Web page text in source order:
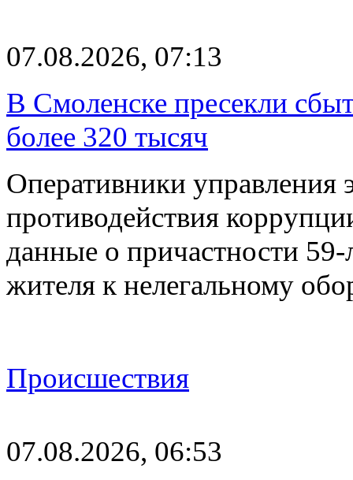
07.08.2026, 07:13
В Смоленске пресекли
более 320 тысяч
Оперативники управления
противодействия
данные о причастности 59-
жителя к нелегальному
Происшествия
07.08.2026, 06:53